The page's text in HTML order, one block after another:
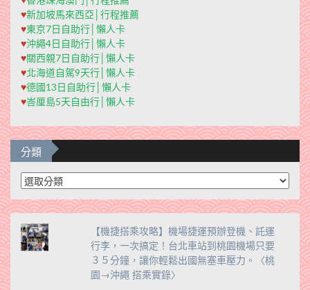
♥新加坡馬來西亞│行程推薦
♥東京7日自助行│懶人卡
♥沖繩4日自助行│懶人卡
♥關西親7日自助行│懶人卡
♥北海道自駕9天行│懶人卡
♥德國13日自助行│懶人卡
♥峇厘島5天自由行│懶人卡
分類
分
類
【機捷搭乘攻略】機場捷運預辦登機、託運
行李，一次搞定！台北車站到桃園機場只要
３５分鐘，讓你輕鬆出國無塞車壓力。〈桃
園→沖繩 搭乘實錄〉